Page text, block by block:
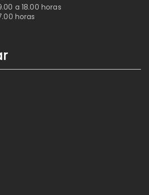
a 18.00 horas
horas